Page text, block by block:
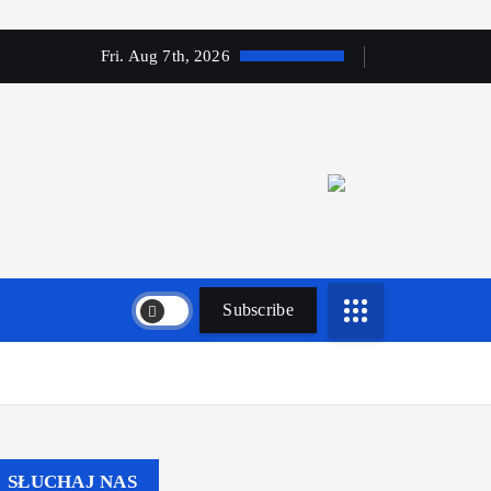
Fri. Aug 7th, 2026
Subscribe
SŁUCHAJ NAS